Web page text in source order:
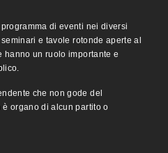
di eventi nei diversi
e tavole rotonde aperte al
hanno un ruolo importante e
che non gode del
organo di alcun partito o